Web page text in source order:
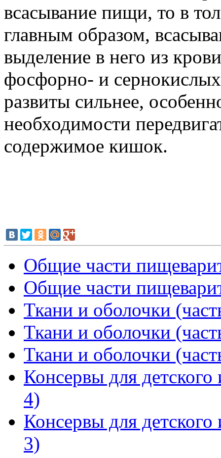
всасывание пищи, то в
главным образом,
выделение в него из
фосфорно- и
развиты сильнее,
необходимости
содержимое кишок.
Общие части
Общие части
Ткани и оболочки
Ткани и оболочки
Ткани и оболочки
Консервы для детского
4)
Консервы для детского
3)